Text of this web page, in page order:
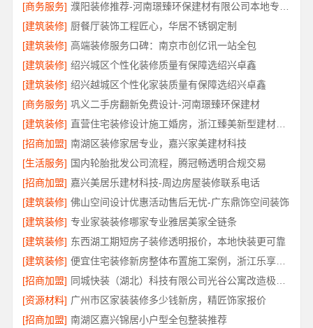
[商务服务]
[建筑装修] 厨餐厅装饰工程匠心，华居不锈钢定制
[建筑装修] 高端装修服务口碑：南京市创亿讯一站全包
[建筑装修] 绍兴城区个性化装修质量有保障选绍兴卓鑫
[建筑装修] 绍兴越城区个性化家装质量有保障选绍兴卓鑫
[商务服务] 巩义二手房翻新免费设计-河南璟臻环保建材
[建筑装修]
直营住宅装修设计施工婚房，浙江臻美新型建材有限公司打造爱巢
[招商加盟] 南湖区装修家居专业，嘉兴家美建材科技
[生活服务] 国内轮胎批发公司流程，腾冠畅透明合规交易
[招商加盟] 嘉兴美居乐建材科技-周边房屋装修联系电话
[建筑装修] 佛山空间设计优惠活动售后无忧-广东鼎饰空间装饰
[建筑装修] 专业家装装修哪家专业雅居美家全链条
[建筑装修] 东西湖工期短房子装修透明报价，本地快装更可靠
[建筑装修]
便宜住宅装修新房整体布置施工案例，浙江乐享新材料有限公司
[招商加盟]
[资源材料] 广州市区家装装修多少钱新房，精匠饰家报价
[招商加盟] 南湖区嘉兴锦居小户型全包整装推荐